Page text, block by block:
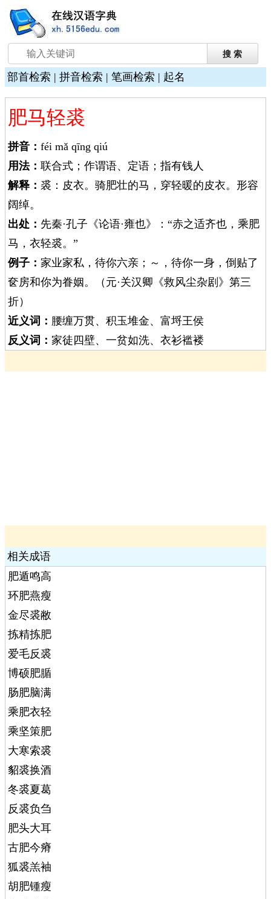
部首检索 | 拼音检索 | 笔画检索 | 起名
肥马轻裘
拼音： féi mǎ qīng qiú
用法： 联合式；作谓语、定语；指有钱人
解释： 裘：皮衣。骑肥壮的马，穿轻暖的皮衣。形容
阔绰。
出处： 先秦·孔子《论语·雍也》：“赤之适齐也，乘肥
马，衣轻裘。”
例子： 家业家私，待你六亲；～，待你一身，倒贴了
奁房和你为眷姻。（元·关汉卿《救风尘杂剧》第三
折）
近义词： 腰缠万贯、积玉堆金、富埒王侯
反义词： 家徒四壁、一贫如洗、衣衫褴褛
相关成语
肥遁鸣高
环肥燕瘦
金尽裘敝
拣精拣肥
爱毛反裘
博硕肥腯
肠肥脑满
乘肥衣轻
乘坚策肥
大寒索裘
貂裘换酒
冬裘夏葛
反裘负刍
肥头大耳
古肥今瘠
狐裘羔袖
胡肥锺瘦